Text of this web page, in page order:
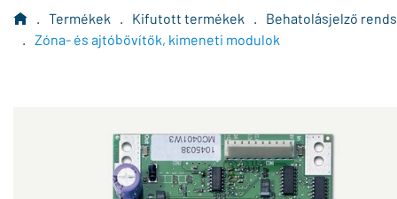
. Termékek . Kifutott termékek .
Behatolásjelző
. Zóna- és ajtóbővítők, kimeneti modulok